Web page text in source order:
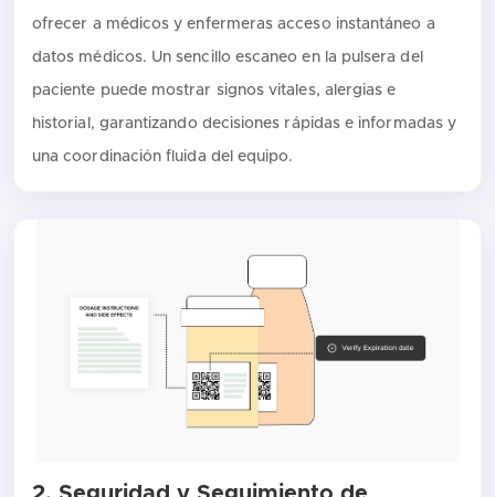
ofrecer a médicos y enfermeras acceso instantáneo a
datos médicos. Un sencillo escaneo en la pulsera del
paciente puede mostrar signos vitales, alergias e
historial, garantizando decisiones rápidas e informadas y
una coordinación fluida del equipo.